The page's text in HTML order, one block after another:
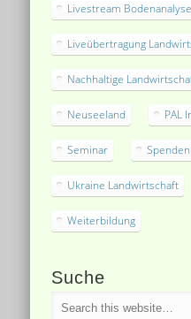
Livestream Bodenanalyse
Liveübertragung
Nachhaltige
Neuseeland PAL
Seminar
Ukraine Landwirtschaft
Weiterbildung
Suche